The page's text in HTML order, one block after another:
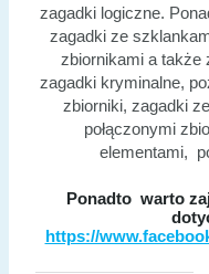
zagadki logiczne.
zagadki ze
zbiornikami a także
zagadki kryminalne,
zbiorniki, zagadki
połączonymi
elementami,
Ponadto warto
https://